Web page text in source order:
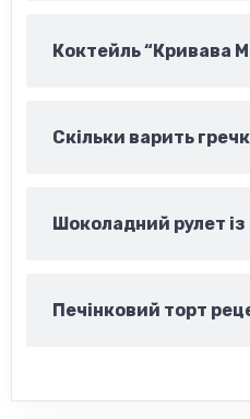
Коктейль “Кривава
Скільки варить
Шоколадний рулет
Печінковий торт